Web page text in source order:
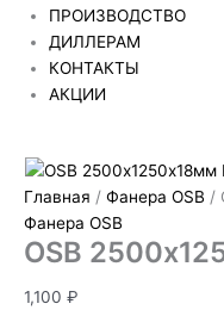
ПРОИЗВОДСТВО
ДИЛЛЕРАМ
КОНТАКТЫ
АКЦИИ
Главная / Фанера OSB /
Фанера OSB
OSB
1,100 ₽